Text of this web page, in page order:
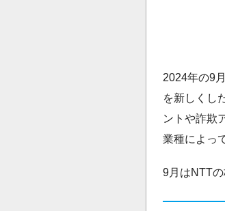
2024年の9
を新しくし
ントや詐欺
業種によっ
9月はNTTの